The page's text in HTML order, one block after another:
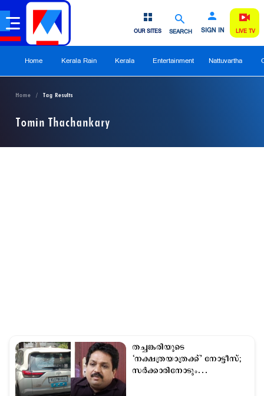
SEARCH SIGN IN
OUR SITES LIVE TV
Home Kerala Rain Kerala Entertainment Nattuvartha
Home Tag Results
Tomin Thachankary
തച്ചങ്കരിയുടെ
‘നക്ഷത്രയാത്രക്ക്’ നോട്ടീസ്;
സർക്കാരിനോടും